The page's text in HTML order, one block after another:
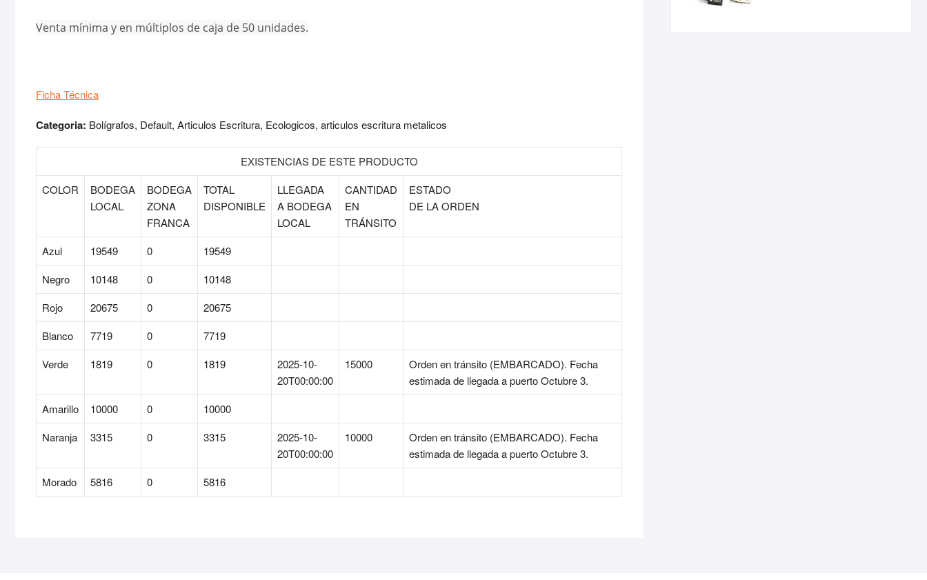
Venta mínima y en múltiplos de caja de 50 unidades.
Ficha Técnica
Categoria: Bolígrafos, Default, Articulos Escritura, Ecologicos, articulos escritura metalicos
EXISTENCIAS DE ESTE PRODUCTO
COLOR
BODEGA
LOCAL
BODEGA
ZONA
FRANCA
TOTAL
DISPONIBLE
LLEGADA
A BODEGA
LOCAL
CANTIDAD
EN
TRÁNSITO
ESTADO
DE LA ORDEN
Azul 19549 0
19549
Negro
10148 0
10148
Rojo
20675 0
20675
Blanco
7719 0
7719
Verde
1819 0 1819
2025-10-
20T00:00:00
15000
Orden en tránsito (EMBARCADO). Fecha
estimada de llegada a puerto Octubre 3.
Amarillo
10000 0
10000
Naranja
3315 0 3315
2025-10-
20T00:00:00
10000
Orden en tránsito (EMBARCADO). Fecha
estimada de llegada a puerto Octubre 3.
Morado
5816 0 5816